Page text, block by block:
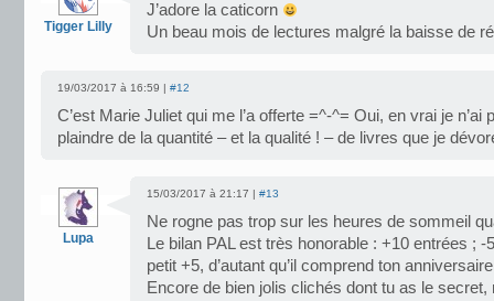
Tigger Lilly
J’adore la caticorn
Un beau mois de lectures malgré la baisse de
19/03/2017 à 16:59 | #12
C’est Marie Juliet qui me l’a offerte =^-^= Oui, en vrai je n’ai
plaindre de la quantité – et la qualité ! – de livres que je
Lupa
15/03/2017 à 21:17 | #13
Ne rogne pas trop sur les heures de sommeil
Le bilan PAL est très honorable : +10 entrées ;
petit +5, d’autant qu’il comprend ton
Encore de bien jolis clichés dont tu as le secret,